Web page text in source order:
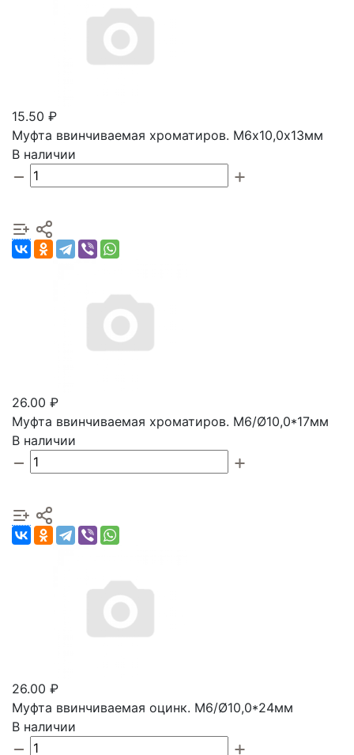
15.50 ₽
Муфта ввинчиваемая хроматиров. М6х10,0х13мм
В наличии
26.00 ₽
Муфта ввинчиваемая хроматиров. М6/Ø10,0*17мм
В наличии
26.00 ₽
Муфта ввинчиваемая оцинк. М6/Ø10,0*24мм
В наличии